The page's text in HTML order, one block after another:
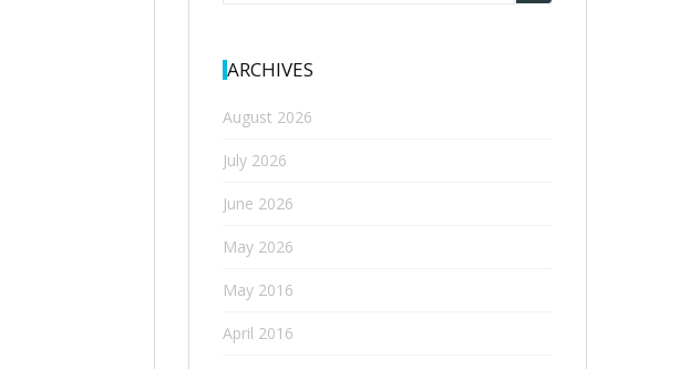
ARCHIVES
August 2026
July 2026
June 2026
May 2026
May 2016
April 2016